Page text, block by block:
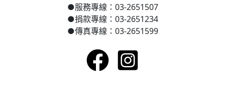
●服務專線：03-2651507
●捐款專線：03-2651234
●傳真專線：03-2651599